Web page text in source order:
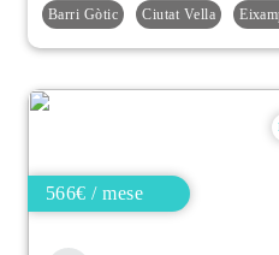
Barri Gòtic Ciutat Vella
566€ / mese